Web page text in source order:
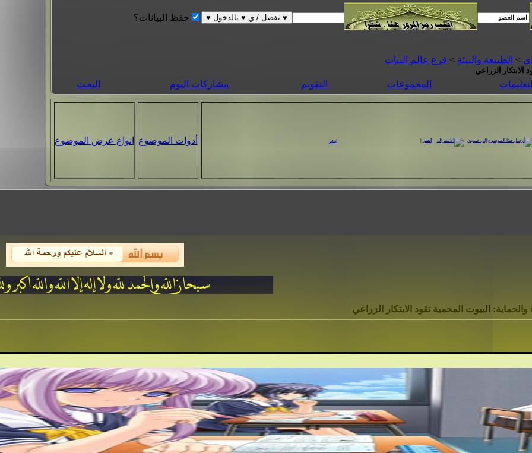
حفظ البيانات؟
> الطبيعة والبيئة > فرع عالم النبات
الزراعي
التعليمات المجموعات التقويم مشاركات اليوم البحث
| انشر انشر أدوات الموضوع انواع عرض الموضوع
البيوت المحمية تقود الابتكار الزراعي